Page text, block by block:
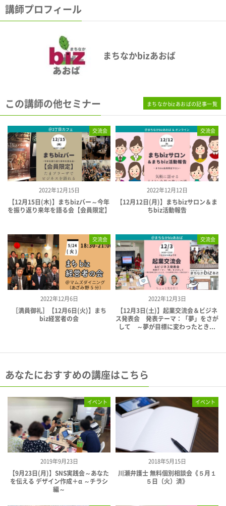
講師プロフィール
まちなかbizあおば
この講師の他セミナー
2022年12月15日
交流会
【12月15日(木)】まちbizバー～今年
を振り返り来年を語る会【会員限定】
2022年12月12日
交流会
【12月12日(月)】まちbizサロン＆ま
ちbiz活動報告
2022年12月6日
交流会
［満員御礼］【12月6日(火)】まち
biz経営者の会
2022年12月3日
交流会
【12月3日(土)】起業交流会＆ビジネ
ス発表会 発表テーマ：「夢」をさが
して ～夢が目標に変わったとき...
まちなかbizあおばの記事一覧
あなたにおすすめの講座はこちら
2019年9月23日
イベント
【9月23日(月)】SNS実践会～あなた
を伝える デザイン作成＋α ～チラシ
編～
2018年5月15日
イベント
川瀬弁護士 無料個別相談会《５月１
５日（火）済》